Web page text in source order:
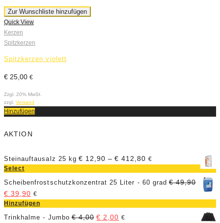
Zur Wunschliste hinzufügen
Quick View
Kerzen
Spitzkerzen
Spitzkerzen violett
€ 25,00 €
Zzgl. 20% MwSt.
zzgl. Versand
Hinzufügen
AKTION
Steinauftausalz 25 kg € 12,90 –€ 412,80 €
Select
Scheibenfrostschutzkonzentrat 25 Liter - 60 grad €49,90
€ 39,90 €
Hinzufügen
Trinkhalme - Jumbo €4,00 € 2,00 €